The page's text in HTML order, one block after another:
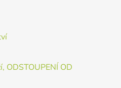
ODSTOUPENÍ OD